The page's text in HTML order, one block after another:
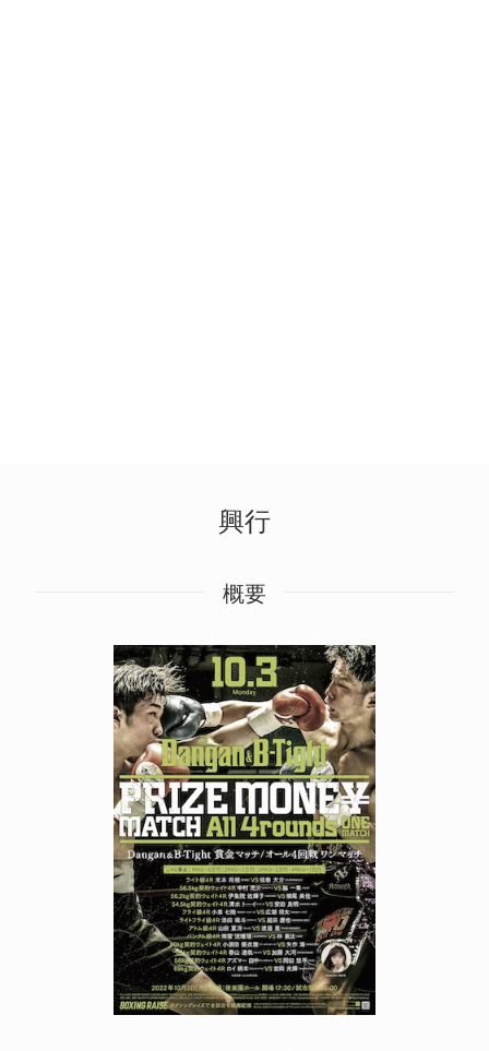
興行
概要